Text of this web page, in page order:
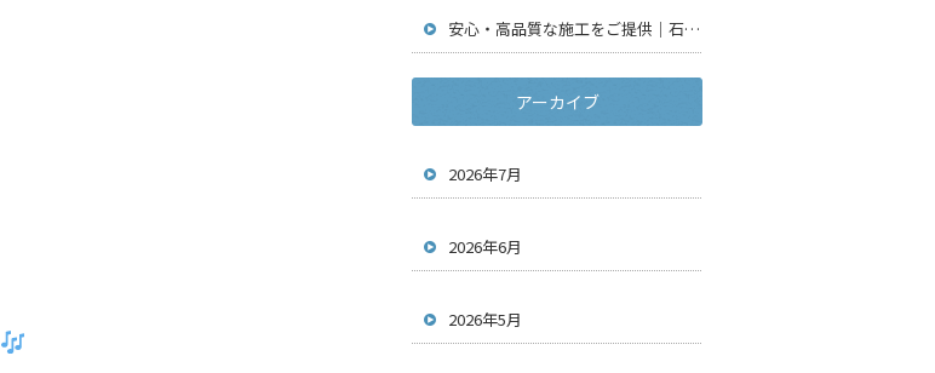
安心・高品質な施工をご提供｜石川県金沢市で仮設足場工事・通信工事・アンテナ工事は【株式会社鳶翔】
アーカイブ
2026年7月
2026年6月
2026年5月